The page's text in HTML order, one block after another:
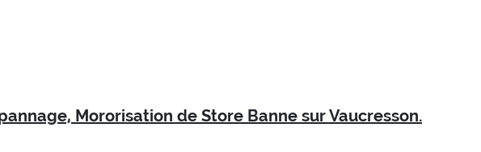
Mororisation de Store Banne sur Vaucresson.